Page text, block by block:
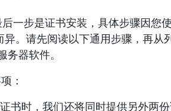
一步是证书安装，具体步骤因您
异。请先阅读以下通用步骤，再从
务器软件。
：
书时，我们还将同时提供另外两